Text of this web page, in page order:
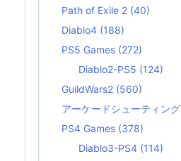
Path of Exile 2 (40)
Diablo4 (188)
PS5 Games (272)
Diablo2-PS5 (124)
GuildWars2 (560)
アーケードシューティング
PS4 Games (378)
Diablo3-PS4 (114)